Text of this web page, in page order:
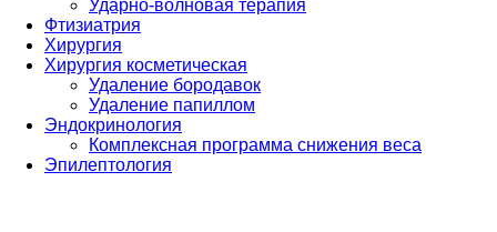
Ударно-волновая терапия
Фтизиатрия
Хирургия
Хирургия косметическая
Удаление бородавок
Удаление папиллом
Эндокринология
Комплексная программа снижения веса
Эпилептология